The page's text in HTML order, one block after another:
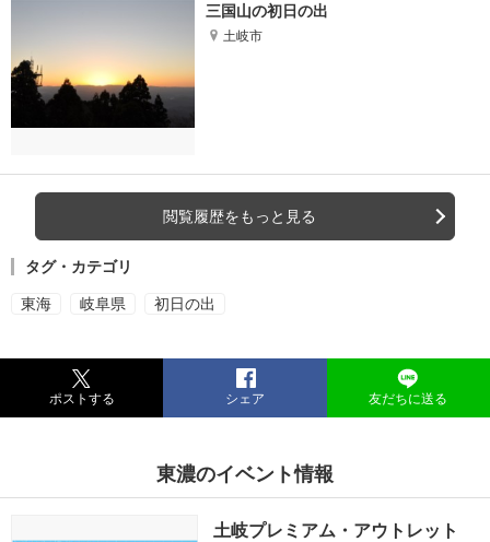
三国山の初日の出
土岐市
閲覧履歴をもっと見る
タグ・カテゴリ
東海 岐阜県 初日の出
ポストする シェア 友だちに送る
東濃のイベント情報
土岐プレミアム・アウトレット